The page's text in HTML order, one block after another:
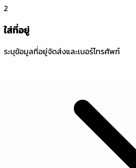
2
ใส่ที่อยู่
ระบุข้อมูลที่อยู่จัดส่งและเบอร์โทรศัพท์